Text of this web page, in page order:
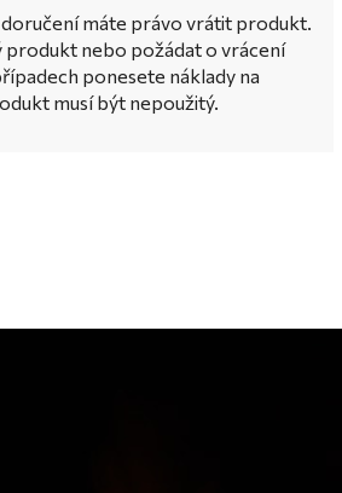
máte právo vrátit produkt.
produkt nebo požádat o vrácení
ponesete náklady na
musí být nepoužitý.